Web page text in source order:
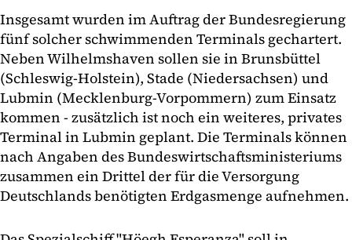
Insgesamt wurden im Auftrag der Bundesregierung
fünf solcher schwimmenden Terminals gechartert.
Neben Wilhelmshaven sollen sie in Brunsbüttel
(Schleswig-Holstein), Stade (Niedersachsen) und
Lubmin (Mecklenburg-Vorpommern) zum Einsatz
kommen - zusätzlich ist noch ein weiteres, privates
Terminal in Lubmin geplant. Die Terminals können
nach Angaben des Bundeswirtschaftsministeriums
zusammen ein Drittel der für die Versorgung
Deutschlands benötigten Erdgasmenge aufnehmen.